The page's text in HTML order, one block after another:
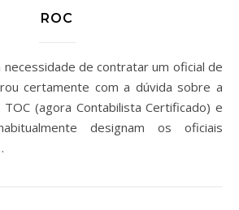
ROC
certamente com a dúvida sobre a
(agora Contabilista Certificado) e
designam os oficiais